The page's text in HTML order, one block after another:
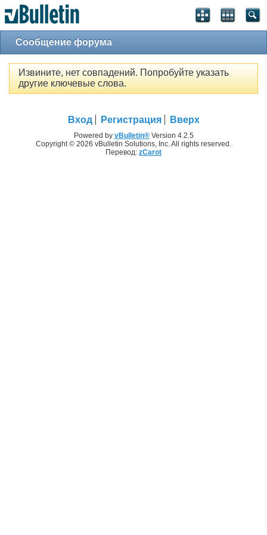
Сообщение форума
Извините, нет совпадений. Попробуйте указать
другие ключевые слова.
Вход Регистрация Вверх
Powered by vBulletin®Version 4.2.5
Copyright © 2026 vBulletin Solutions, Inc. All rights reserved.
Перевод: zCarot